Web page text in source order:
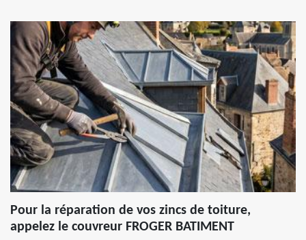
Pour la réparation de vos zincs de toiture,
appelez le couvreur FROGER BATIMENT